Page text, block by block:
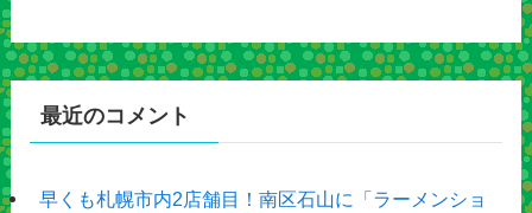
最近のコメント
早くも札幌市内2店舗目！南区石山に「ラーメンショ